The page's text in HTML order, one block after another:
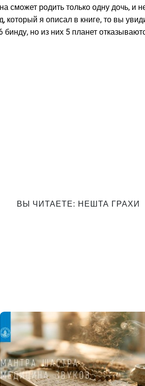
сможет родить только одну дочь, и
я описал в книге, то вы
но из них 5 планет
ВЫ ЧИТАЕТЕ: НЕШТА ГРАХИ